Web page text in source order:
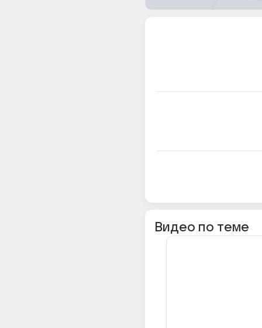
Видео по теме